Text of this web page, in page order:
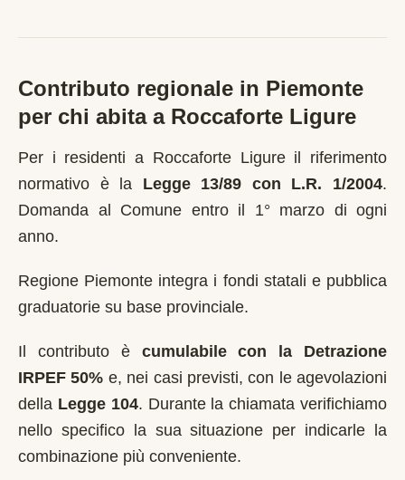
Contributo regionale in Piemonte
per chi abita a Roccaforte Ligure
Per i residenti a Roccaforte Ligureil riferimento
normativo è la
Legge 13/89 con L.R. 1/2004.
Domanda al Comune entro il 1° marzo di ogni
anno.
Regione Piemonte integra i fondi statali e pubblica
graduatorie su base provinciale.
Il contributo è cumulabile con la Detrazione
IRPEF 50% e, nei casi previsti, con le agevolazioni
della Legge 104. Durante la chiamata verifichiamo
nello specifico la sua situazione per indicarle la
combinazione più conveniente.